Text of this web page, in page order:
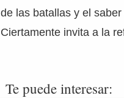
de las batallas y el
Ciertamente invita a la
Te puede interesar: